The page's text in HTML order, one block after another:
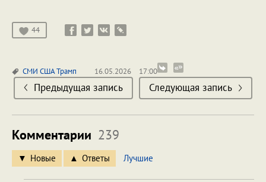
44
СМИ СШАТрамп 16.05.2026 17:00
Предыдущая запись Следующая запись
Комментарии 239
Новые Ответы Лучшие